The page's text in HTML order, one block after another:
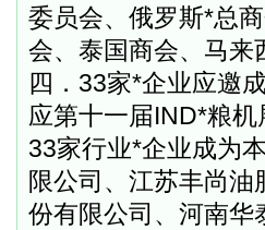
委员会、俄罗斯*总
会、泰国商会、马来
四． 33家*企业应邀
应第十一届IND*粮机
33家行业*企业成为
限公司、江苏丰尚
份有限公司、河南华